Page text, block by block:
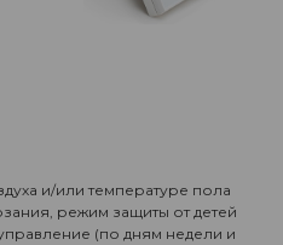
и/или температуре пола
режим защиты от детей
(по дням недели и